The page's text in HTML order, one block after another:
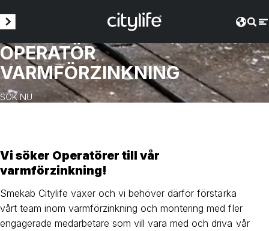
OPERATÖR
VARMFÖRZINKNING
SÖK NU
Vi söker Operatörer till vår
varmförzinkning!
Smekab Citylife växer och vi behöver därför förstärka
vårt team inom varmförzinkning och montering med fler
engagerade medarbetare som vill vara med och driva vår